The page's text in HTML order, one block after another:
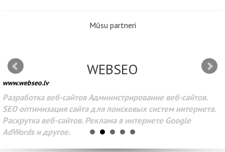
Mūsu partneri
WEBSEO
www.webseo.lv
Разработка веб-сайтов Администрирование веб-сайтов.
SEO оптимизация сайта для поисковых систем интернета.
Раскрутка веб-сайтов. Реклама в интернете Google
AdWords и другое.